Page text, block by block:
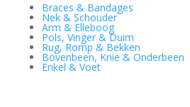
Braces & Bandages
Nek & Schouder
Arm & Elleboog
Pols, Vinger & Duim
Rug, Romp & Bekken
Bovenbeen, Knie & Onderbeen
Enkel & Voet